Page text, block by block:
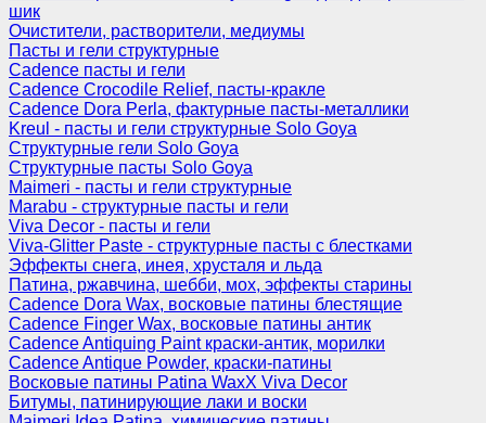
шик
Очистители, растворители, медиумы
Пасты и гели структурные
Cadence пасты и гели
Cadence Crocodile Relief, пасты-кракле
Cadence Dora Perla, фактурные пасты-металлики
Kreul - пасты и гели структурные Solo Goya
Структурные гели Solo Goya
Структурные пасты Solo Goya
Maimeri - пасты и гели структурные
Marabu - структурные пасты и гели
Viva Decor - пасты и гели
Viva-Glitter Paste - структурные пасты с блестками
Эффекты снега, инея, хрусталя и льда
Патина, ржавчина, шебби, мох, эффекты старины
Cadence Dora Wax, восковые патины блестящие
Cadence Finger Wax, восковые патины антик
Сadence Antiquing Paint краски-антик, морилки
Cadence Antique Powder, краски-патины
Восковые патины Patina WaxX Viva Decor
Битумы, патинирующие лаки и воски